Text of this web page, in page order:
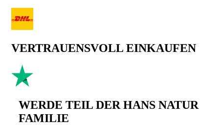
VERTRAUENSVOLL EINKAUFEN
WERDE TEIL DER HANS NATUR
FAMILIE